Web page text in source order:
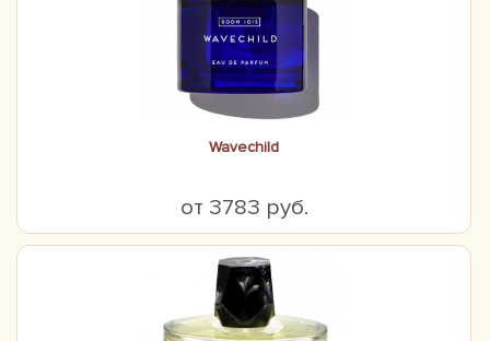
Wavechild
от 3783 руб.